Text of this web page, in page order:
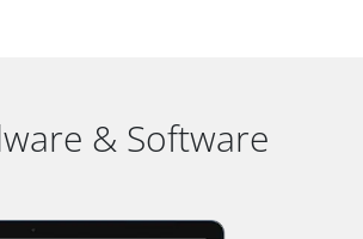
& Software